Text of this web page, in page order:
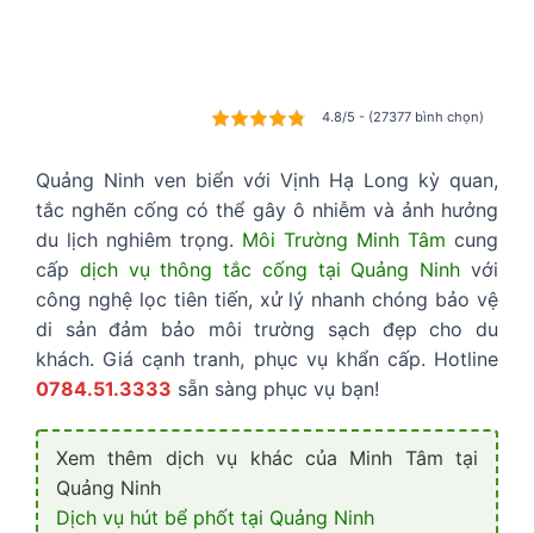
4.8/5 - (27377 bình chọn)
Quảng Ninh ven biển với Vịnh Hạ Long kỳ quan,
tắc nghẽn cống có thể gây ô nhiễm và ảnh hưởng
du lịch nghiêm trọng. Môi Trường Minh Tâm cung
cấp dịch vụ thông tắc cống tại Quảng Ninh với
công nghệ lọc tiên tiến, xử lý nhanh chóng bảo vệ
di sản đảm bảo môi trường sạch đẹp cho du
khách. Giá cạnh tranh, phục vụ khẩn cấp. Hotline
0784.51.3333 sẵn sàng phục vụ bạn!
Xem thêm dịch vụ khác của Minh Tâm tại
Quảng Ninh
Dịch vụ hút bể phốt tại Quảng Ninh